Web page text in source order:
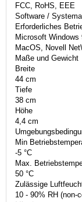
FCC, RoHS, EEE
Software /
Erforderliches
Microsoft
MacOS, Novell
Maße und Gewicht
Breite
44 cm
Tiefe
38 cm
Höhe
4,4 cm
Min
-5 °C
Max.
50 °C
Zulässige
10 - 90% RH (non-